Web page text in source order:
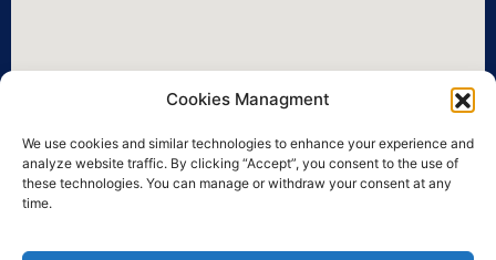
Cookies Managment
We use cookies and similar technologies to enhance your experience and
analyze website traffic. By clicking “Accept”, you consent to the use of
these technologies. You can manage or withdraw your consent at any
time.